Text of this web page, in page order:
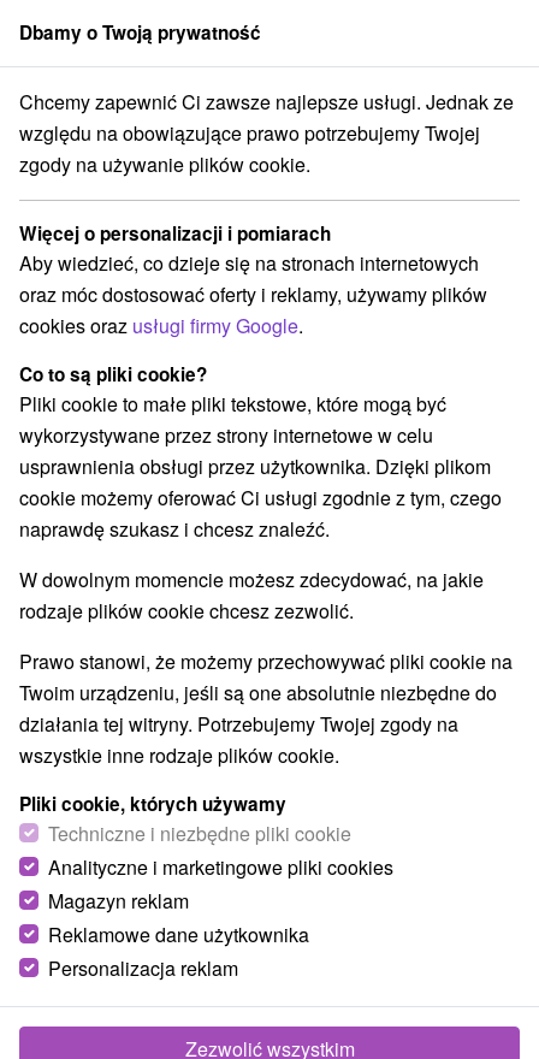
członek grupySorger
Tatranská Lomnica Túra na Jahňací štít z Tatranskej Lomnice
Túra na Jahňací štít z Tatranskej
Lomnice
Przejdź do
Opinii Google
GPS:
N +49° 13' 10''
E +20° 12' 29''
Region turystyczny
Vysoké Tatry, v Tatrách, Východné Slovensko, Belianske
Tatry, Bachledova dolina, Prešovský kraj, Spišská Magura
Znalazłeś błąd lub chcesz polecić nam nową atrakcję
Dbamy o Twoją prywatność
Chcemy zapewnić Ci zawsze najlepsze usługi. Jednak ze
względu na obowiązujące prawo potrzebujemy Twojej
zgody na używanie plików cookie.
Więcej o personalizacji i pomiarach
Aby wiedzieć, co dzieje się na stronach internetowych
oraz móc dostosować oferty i reklamy, używamy plików
cookies oraz usługi firmy Google.
Co to są pliki cookie?
Pliki cookie to małe pliki tekstowe, które mogą być
wykorzystywane przez strony internetowe w celu
usprawnienia obsługi przez użytkownika. Dzięki plikom
cookie możemy oferować Ci usługi zgodnie z tym, czego
naprawdę szukasz i chcesz znaleźć.
W dowolnym momencie możesz zdecydować, na jakie
rodzaje plików cookie chcesz zezwolić.
Prawo stanowi, że możemy przechowywać pliki cookie na
Twoim urządzeniu, jeśli są one absolutnie niezbędne do
działania tej witryny. Potrzebujemy Twojej zgody na
wszystkie inne rodzaje plików cookie.
Pliki cookie, których używamy
Techniczne i niezbędne pliki cookie
Analityczne i marketingowe pliki cookies
Magazyn reklam
Reklamowe dane użytkownika
Personalizacja reklam
Zezwolić wszystkim